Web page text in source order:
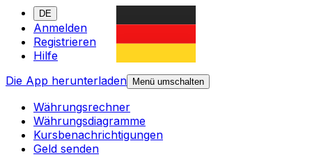
DE
Anmelden
Registrieren
Hilfe
Die App herunterladen
Menü umschalten
Währungsrechner
Währungsdiagramme
Kursbenachrichtigungen
Geld senden